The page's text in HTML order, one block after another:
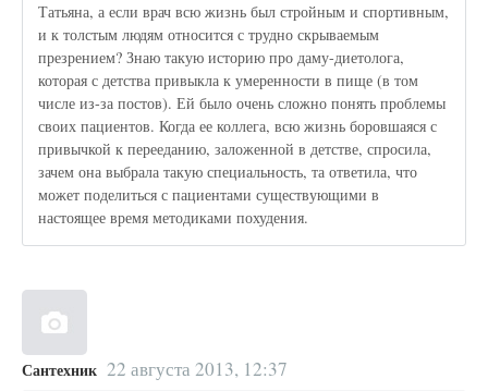
Татьяна, а если врач всю жизнь был стройным и спортивным,
и к толстым людям относится с трудно скрываемым
презрением? Знаю такую историю про даму-диетолога,
которая с детства привыкла к умеренности в пище (в том
числе из-за постов). Ей было очень сложно понять проблемы
своих пациентов. Когда ее коллега, всю жизнь боровшаяся с
привычкой к перееданию, заложенной в детстве, спросила,
зачем она выбрала такую специальность, та ответила, что
может поделиться с пациентами существующими в
настоящее время методиками похудения.
Сантехник 22 августа 2013, 12:37